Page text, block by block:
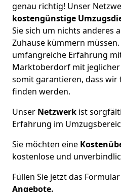
genau richtig! Unser
kostengünstige
Sie sich um nichts anderes
Zuhause kümmern
umfangreiche Erfahrung
Marktoberdorf mit
somit garantieren, dass wir
finden werden.
Unser Netzwerk ist
Erfahrung im
Sie möchten eine
kostenlose und
Füllen Sie jetzt das
Angebote.